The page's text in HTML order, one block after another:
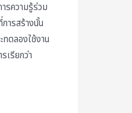
รความรู้ร่วม
ารสร้างนั้น
ทดลองใช้งาน
เรียกว่า